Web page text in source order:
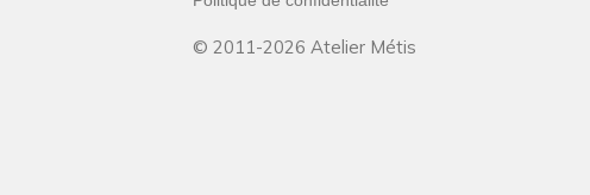
© 2011-2026 Atelier Métis